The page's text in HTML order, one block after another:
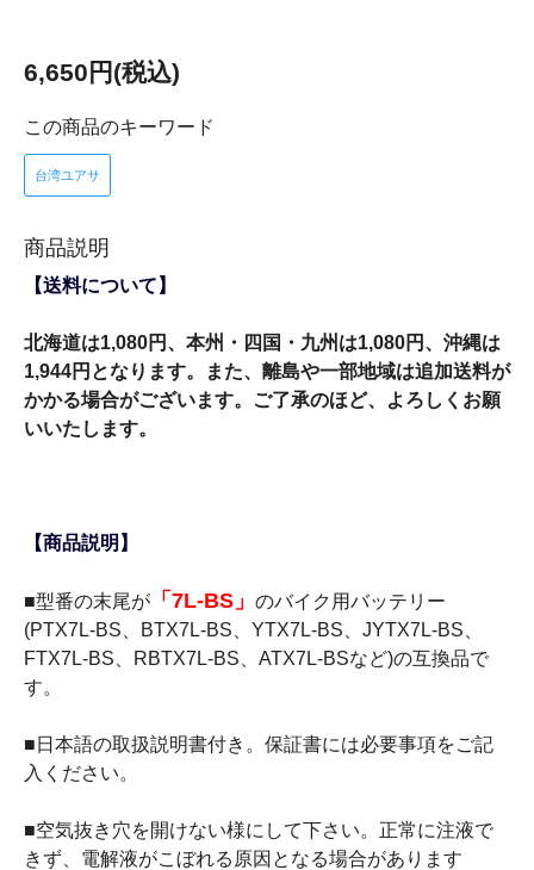
6,650円(税込)
この商品のキーワード
台湾ユアサ
商品説明
【送料について】
北海道は1,080円、本州・四国・九州は1,080円、沖縄は
1,944円となります。また、離島や一部地域は追加送料が
かかる場合がございます。ご了承のほど、よろしくお願
いいたします。
【商品説明】
■型番の末尾が 「7L-BS」 のバイク用バッテリー
(PTX7L-BS、BTX7L-BS、YTX7L-BS、JYTX7L-BS、
FTX7L-BS、RBTX7L-BS、ATX7L-BSなど)の互換品で
す。
■日本語の取扱説明書付き。保証書には必要事項をご記
入ください。
■空気抜き穴を開けない様にして下さい。正常に注液で
きず、電解液がこぼれる原因となる場合があります